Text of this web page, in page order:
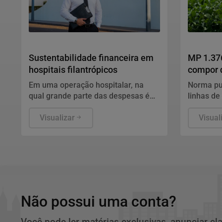
Sustentabilidade financeira em
hospitais filantrópicos
Em uma operação hospitalar, na
qual grande parte das despesas é
regulares contribui para um
Visualizar
MP
compor
Norma
linhas
Não possui uma conta?